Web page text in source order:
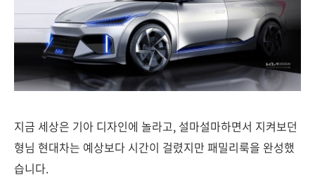
지금 세상은 기아 디자인에 놀라고, 설마설마하면서 지켜보던
형님 현대차는 예상보다 시간이 걸렸지만 패밀리룩을 완성했
습니다.